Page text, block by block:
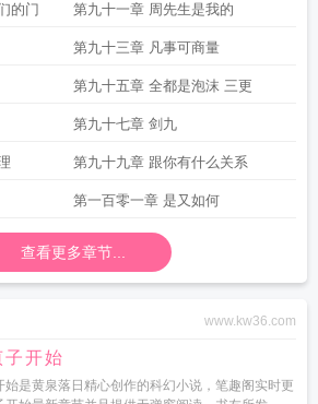
的门 第九十一章 周先生是我的
第九十三章 凡事可商量
第九十五章 全都是泡沫 三更
第九十七章 剑九
第九十九章 跟你有什么关系
第一百零一章 是又如何
查看更多章节...
www.kw36.com
子开始
始是黄泉落日精心创作的科幻小说，笔趣阁实时更